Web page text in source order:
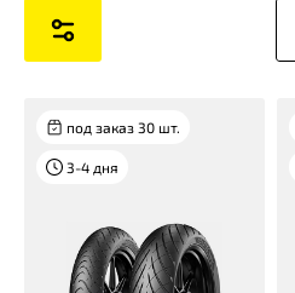
под заказ 30 шт.
3-4 дня